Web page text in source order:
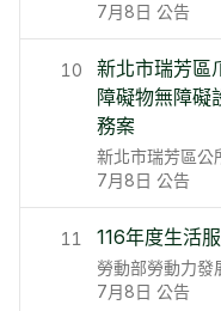
7月8日 公告
10
新北市瑞芳區
障礙物無障礙
務案
新北市瑞芳區公
7月8日 公告
11 116年度生活
勞動部勞動力發
7月8日 公告